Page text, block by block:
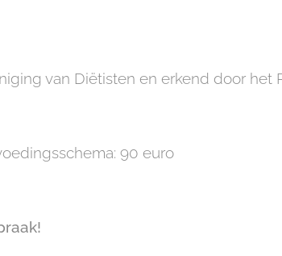
van Diëtisten en erkend door het
90 euro